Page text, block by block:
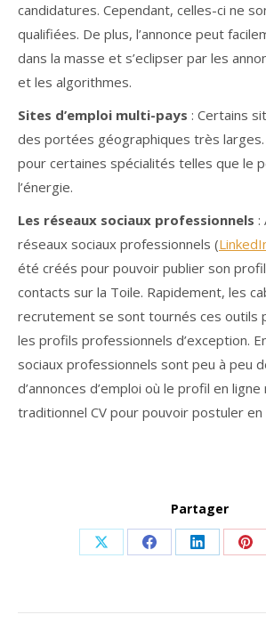
candidatures. Cependant, celles-ci ne
qualifiées. De plus, l’annonce peut
dans la masse et s’eclipser par les
et les algorithmes.
Sites d’emploi multi-pays : Certains
des portées géographiques très
pour certaines spécialités telles que le
l’énergie.
Les réseaux sociaux professionnels :
réseaux sociaux professionnels (
été créés pour pouvoir publier son
contacts sur la Toile. Rapidement, les
recrutement se sont tournés ces outils
les profils professionnels d’exception.
sociaux professionnels sont peu à peu
d’annonces d’emploi où le profil en
traditionnel CV pour pouvoir postuler en
Partager
Share
X
Share
Facebook
Share
LinkedIn